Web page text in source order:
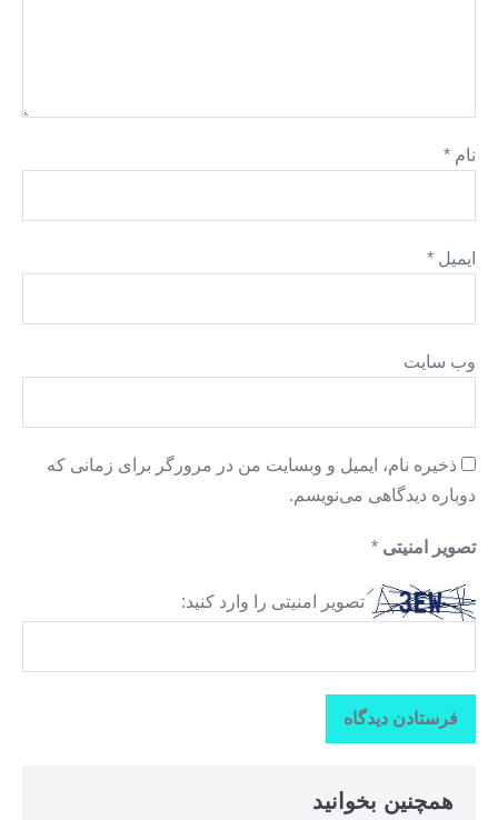
نام *
ایمیل *
وب‌ سایت
ذخیره نام، ایمیل و وبسایت من در مرورگر برای زمانی که
دوباره دیدگاهی می‌نویسم.
تصویر امنیتی *
تصویر امنیتی را وارد کنید:
همچنین بخوانید